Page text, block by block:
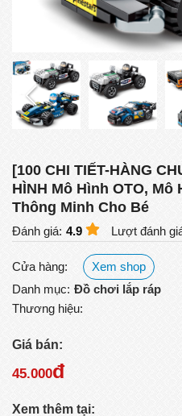
[100 CHI TIẾT-HÀNG
HÌNH Mô Hình OTO,
Thông Minh Cho Bé
Đánh giá: 4.9 Lượt đánh
Cửa hàng:
Xem shop
Danh mục: Đồ chơi lắp ráp
Thương hiệu:
Giá bán:
45.000đ
Xem thêm tại: